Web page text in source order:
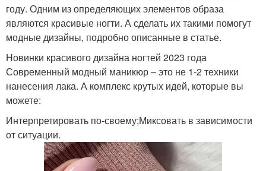
году. Одним из определяющих элементов образа
являются красивые ногти. А сделать их такими помогут
модные дизайны, подробно описанные в статье.
Новинки красивого дизайна ногтей 2023 года
Современный модный маникюр – это не 1-2 техники
нанесения лака. А комплекс крутых идей, которые вы
можете:
Интерпретировать по-своему;Миксовать в зависимости
от ситуации.